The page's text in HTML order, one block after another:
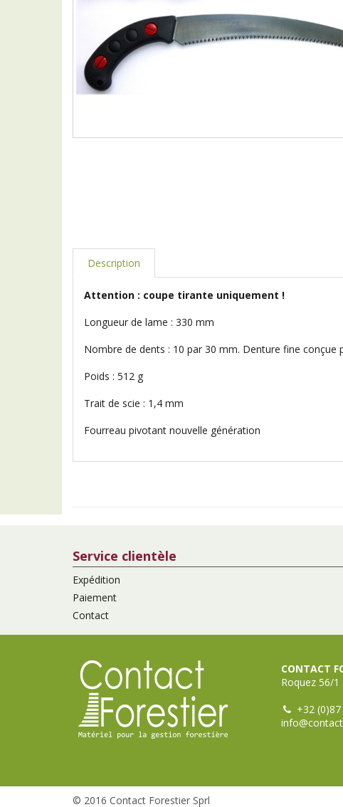
Description
Attention : coupe tirante uniquement !
Longueur de lame : 330 mm
Nombre de dents : 10 par 30 mm. Denture fine
Poids : 512 g
Trait de scie : 1,4 mm
Fourreau pivotant nouvelle génération
Service clientèle
Expédition
Paiement
Contact
CONTACT
Roquez 56/1
+32
© 2016 Contact Forestier Sprl